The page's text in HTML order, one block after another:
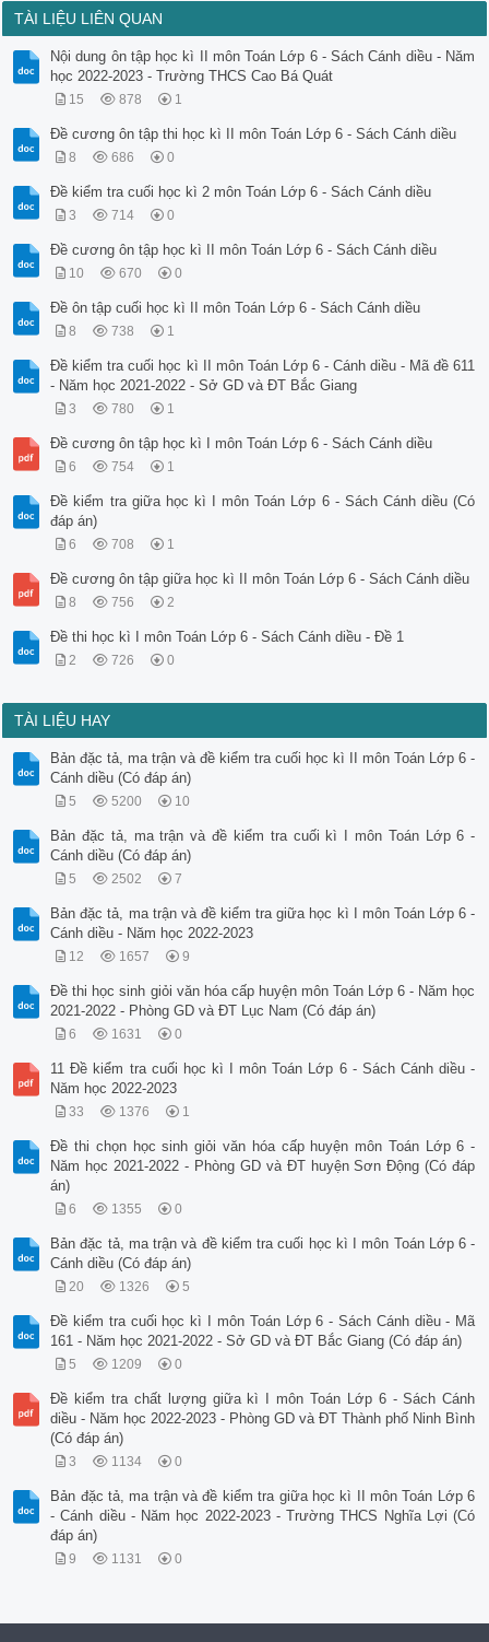
TÀI LIỆU LIÊN QUAN
Nội dung ôn tập học kì II môn Toán Lớp 6 - Sách Cánh diều - Năm
học 2022-2023 - Trường THCS Cao Bá Quát
15 878 1
Đề cương ôn tập thi học kì II môn Toán Lớp 6 - Sách Cánh diều
8 686 0
Đề kiểm tra cuối học kì 2 môn Toán Lớp 6 - Sách Cánh diều
3 714 0
Đề cương ôn tập học kì II môn Toán Lớp 6 - Sách Cánh diều
10 670 0
Đề ôn tập cuối học kì II môn Toán Lớp 6 - Sách Cánh diều
8 738 1
Đề kiểm tra cuối học kì II môn Toán Lớp 6 - Cánh diều - Mã đề 611
- Năm học 2021-2022 - Sở GD và ĐT Bắc Giang
3 780 1
Đề cương ôn tập học kì I môn Toán Lớp 6 - Sách Cánh diều
6 754 1
Đề kiểm tra giữa học kì I môn Toán Lớp 6 - Sách Cánh diều (Có
đáp án)
6 708 1
Đề cương ôn tập giữa học kì II môn Toán Lớp 6 - Sách Cánh diều
8 756 2
Đề thi học kì I môn Toán Lớp 6 - Sách Cánh diều - Đề 1
2 726 0
TÀI LIỆU HAY
Bản đặc tả, ma trận và đề kiểm tra cuối học kì II môn Toán Lớp 6 -
Cánh diều (Có đáp án)
5 5200 10
Bản đặc tả, ma trận và đề kiểm tra cuối kì I môn Toán Lớp 6 -
Cánh diều (Có đáp án)
5 2502 7
Bản đặc tả, ma trận và đề kiểm tra giữa học kì I môn Toán Lớp 6 -
Cánh diều - Năm học 2022-2023
12 1657 9
Đề thi học sinh giỏi văn hóa cấp huyện môn Toán Lớp 6 - Năm học
2021-2022 - Phòng GD và ĐT Lục Nam (Có đáp án)
6 1631 0
11 Đề kiểm tra cuối học kì I môn Toán Lớp 6 - Sách Cánh diều -
Năm học 2022-2023
33 1376 1
Đề thi chọn học sinh giỏi văn hóa cấp huyện môn Toán Lớp 6 -
Năm học 2021-2022 - Phòng GD và ĐT huyện Sơn Động (Có đáp
án)
6 1355 0
Bản đặc tả, ma trận và đề kiểm tra cuối học kì I môn Toán Lớp 6 -
Cánh diều (Có đáp án)
20 1326 5
Đề kiểm tra cuối học kì I môn Toán Lớp 6 - Sách Cánh diều - Mã
161 - Năm học 2021-2022 - Sở GD và ĐT Bắc Giang (Có đáp án)
5 1209 0
Đề kiểm tra chất lượng giữa kì I môn Toán Lớp 6 - Sách Cánh
diều - Năm học 2022-2023 - Phòng GD và ĐT Thành phố Ninh Bình
(Có đáp án)
3 1134 0
Bản đặc tả, ma trận và đề kiểm tra giữa học kì II môn Toán Lớp 6
- Cánh diều - Năm học 2022-2023 - Trường THCS Nghĩa Lợi (Có
đáp án)
9 1131 0